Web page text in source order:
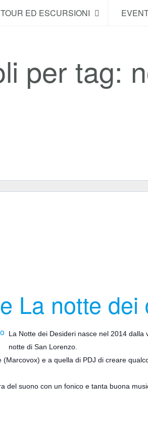
TOUR ED ESCURSIONI
per tag:
La notte
La Notte dei Desideri nasce nel 2014
notte di San Lorenzo.
e a quella di PDJ di creare
del suono con un fonico e tanta buona